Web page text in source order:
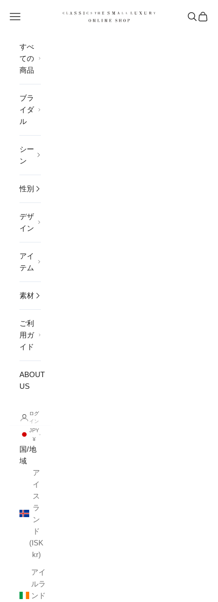
CLASSICS the Small Luxury
メニューを開く 検索を開
カー
すべ
ての
商品
ブラ
イダ
ル
シー
ン
性別
デザ
イン
アイ
テム
素材
ご利
用ガ
イド
ABOUT
US
ログ
イン
JPY
¥
国/地
域
ア
イ
ス
ラ
ン
ド
(ISK
kr)
アイ
ルラ
ンド